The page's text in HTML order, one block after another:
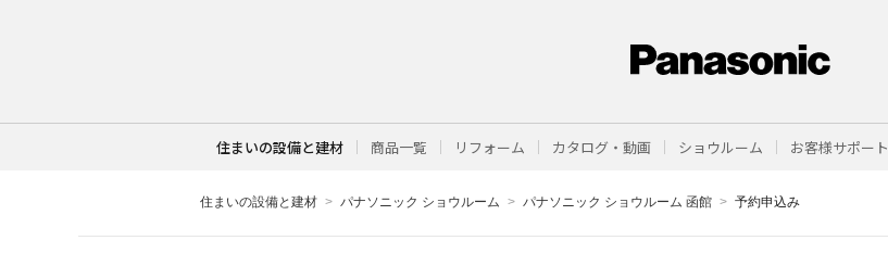
住まいの設備と建材 商品一覧 リフォーム カタログ・動画 ショウルーム お客様サポート
住まいの設備と建材 パナソニック ショウルーム パナソニック ショウルーム 函館 予約申込み